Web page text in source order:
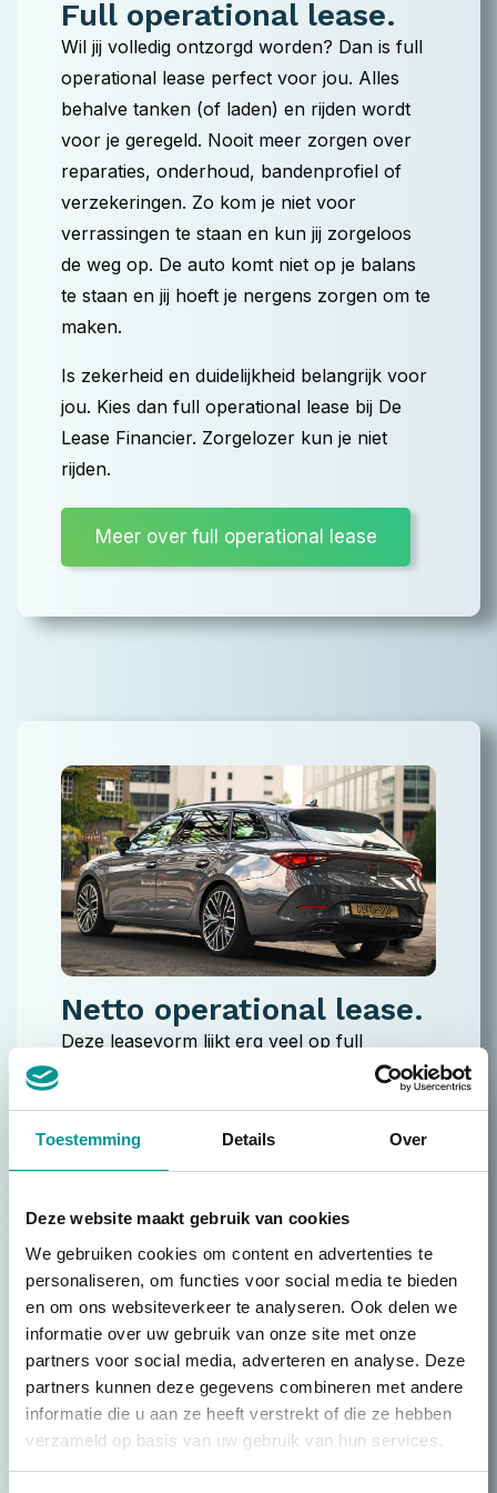
Toestemming Details Over
Deze website maakt gebruik van cookies
We gebruiken cookies om content en advertenties te
personaliseren, om functies voor social media te bieden
en om ons websiteverkeer te analyseren. Ook delen we
informatie over uw gebruik van onze site met onze
partners voor social media, adverteren en analyse. Deze
partners kunnen deze gegevens combineren met andere
informatie die u aan ze heeft verstrekt of die ze hebben
verzameld op basis van uw gebruik van hun services.
Full operational lease.
Wil jij volledig ontzorgd worden? Dan is full
operational lease perfect voor jou. Alles
behalve tanken (of laden) en rijden wordt
voor je geregeld. Nooit meer zorgen over
reparaties, onderhoud, bandenprofiel of
verzekeringen. Zo kom je niet voor
verrassingen te staan en kun jij zorgeloos
de weg op. De auto komt niet op je balans
te staan en jij hoeft je nergens zorgen om te
maken.
Is zekerheid en duidelijkheid belangrijk voor
jou. Kies dan full operational lease bij De
Lease Financier. Zorgelozer kun je niet
rijden.
Meer over full operational lease
Netto operational lease.
Deze leasevorm lijkt erg veel op full
operational lease. Het verschil is dat je bij
onderhoud, reparaties, banden en
verzekering. Ideaal voor ondernemers die
Ook biedt het een oplossing voor ZZP- of
MKB’ers met een negatieve BKR-codering.
Op zoek naar een leasevorm die niet wordt
opgenomen op de balans of heb je een
negatieve BKR? Kies dan netto operational
lease bij De Lease Financier.
Meer over netto operational